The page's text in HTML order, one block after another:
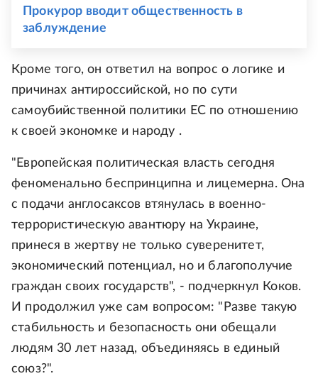
Прокурор вводит общественность в
заблуждение
Кроме того, он ответил на вопрос о логике и
причинах антироссийской, но по сути
самоубийственной политики ЕС по отношению
к своей экономке и народу .
"Европейская политическая власть сегодня
феноменально беспринципна и лицемерна. Она
с подачи англосаксов втянулась в военно-
террористическую авантюру на Украине,
принеся в жертву не только суверенитет,
экономический потенциал, но и благополучие
граждан своих государств", - подчеркнул Коков.
И продолжил уже сам вопросом: "Разве такую
стабильность и безопасность они обещали
людям 30 лет назад, объединяясь в единый
союз?".